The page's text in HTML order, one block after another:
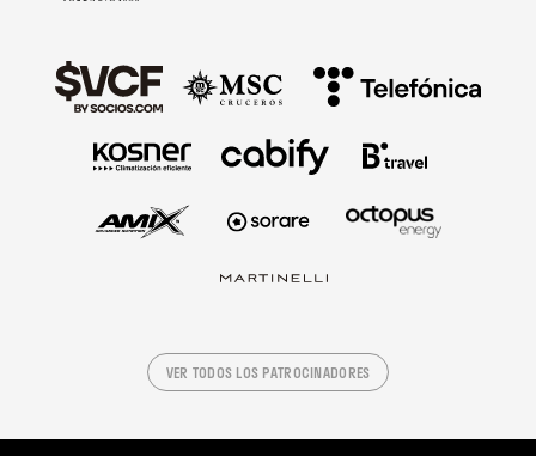
VER TODOS LOS PATROCINADORES